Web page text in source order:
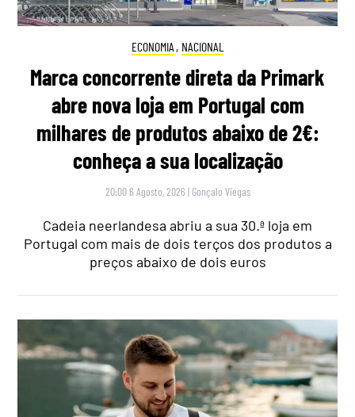
ECONOMIA , NACIONAL
Marca concorrente direta da Primark
abre nova loja em Portugal com
milhares de produtos abaixo de 2€:
conheça a sua localização
20:00 6 Agosto, 2026 | Gonçalo Viegas
Cadeia neerlandesa abriu a sua 30.ª loja em
Portugal com mais de dois terços dos produtos a
preços abaixo de dois euros